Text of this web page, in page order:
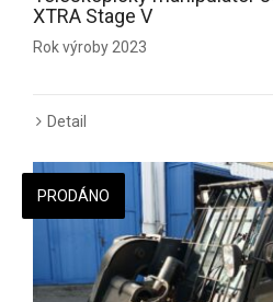
XTRA Stage V
Rok výroby 2023
Detail
PRODÁNO